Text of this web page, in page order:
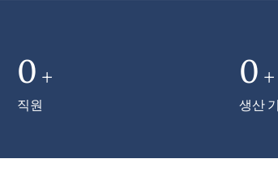
0 +
직원 0 +
생산